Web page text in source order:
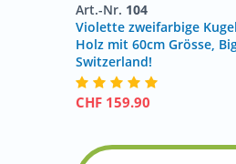
Art.-Nr. 104
Violette zweifarbige
Holz mit 60cm Grösse,
Switzerland!
CHF 159.90